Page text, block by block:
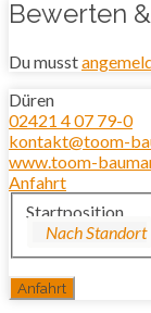
Bewerten
Du musst
Düren
02421 4 07 79-0
kontakt@toom-
www.toom-
Anfahrt
Startposition